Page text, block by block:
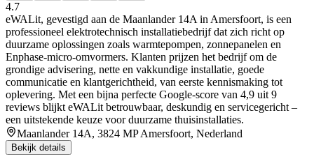
4.7
eWALit, gevestigd aan de Maanlander 14A in Amersfoort, is een
professioneel elektrotechnisch installatiebedrijf dat zich richt op
duurzame oplossingen zoals warmtepompen, zonnepanelen en
Enphase-micro-omvormers. Klanten prijzen het bedrijf om de
grondige advisering, nette en vakkundige installatie, goede
communicatie en klantgerichtheid, van eerste kennismaking tot
oplevering. Met een bijna perfecte Google-score van 4,9 uit 9
reviews blijkt eWALit betrouwbaar, deskundig en servicegericht –
een uitstekende keuze voor duurzame thuisinstallaties.
Maanlander 14A, 3824 MP Amersfoort, Nederland
Bekijk details